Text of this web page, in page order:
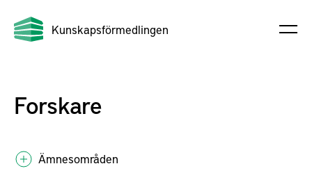
Kunskapsförmedlingen
Forskare
Ämnesområden